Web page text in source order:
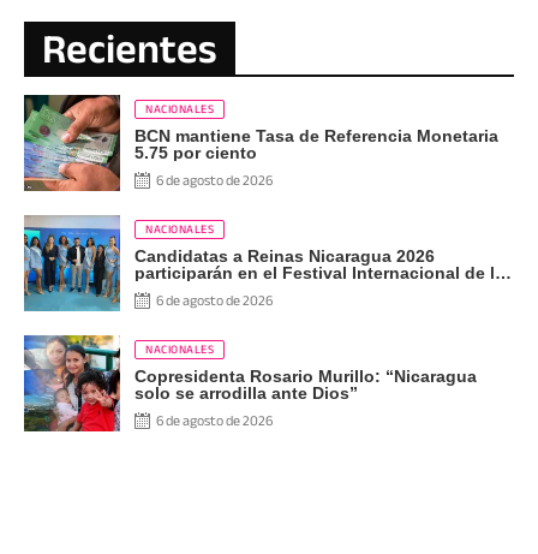
Recientes
NACIONALES
BCN mantiene Tasa de Referencia Monetaria
5.75 por ciento
6 de agosto de 2026
NACIONALES
Candidatas a Reinas Nicaragua 2026
participarán en el Festival Internacional de las
Artes, Cultura y Gastronomía
6 de agosto de 2026
NACIONALES
Copresidenta Rosario Murillo: “Nicaragua
solo se arrodilla ante Dios”
6 de agosto de 2026